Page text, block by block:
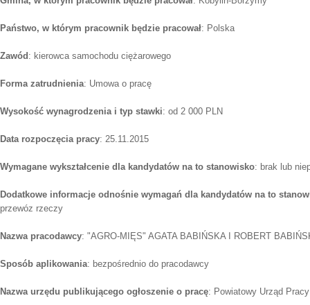
Państwo, w którym pracownik będzie pracował: Polska
Zawód : kierowca samochodu ciężarowego
Forma zatrudnienia: Umowa o pracę
Wysokość wynagrodzenia i typ stawki: od 2 000 PLN
Data rozpoczęcia pracy: 25.11.2015
Wymagane wykształcenie dla kandydatów na to stanowisko: brak lub
Dodatkowe informacje odnośnie wymagań dla kandydatów na to
przewóz rzeczy
Nazwa pracodawcy: "AGRO-MIĘS" AGATA BABIŃSKA I ROBERT
Sposób aplikowania: bezpośrednio do pracodawcy
Nazwa urzędu publikującego ogłoszenie o pracę: Powiatowy Urząd